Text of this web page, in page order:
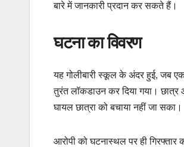
बारे में जानकारी प्रदान कर सकते हैं।
घटना का विवरण
यह गोलीबारी स्कूल के अंदर हुई, जब
तुरंत लॉकडाउन कर दिया गया।
घायल छात्रा को बचाया नहीं जा सका।
आरोपी को घटनास्थल पर ही गिरफ्तार